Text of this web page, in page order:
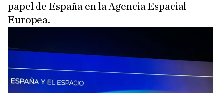
papel de España en la Agencia Espacial
Europea.